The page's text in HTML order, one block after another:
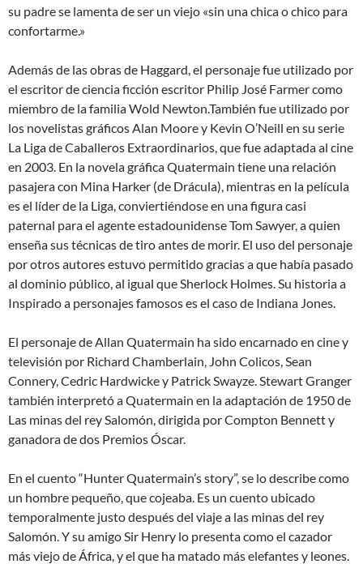
su padre se lamenta de ser un viejo «sin una chica o chico para
confortarme.»
Además de las obras de Haggard, el personaje fue utilizado por
el escritor de ciencia ficción escritor Philip José Farmer como
miembro de la familia Wold Newton.También fue utilizado por
los novelistas gráficos Alan Moore y Kevin O’Neill en su serie
La Liga de Caballeros Extraordinarios, que fue adaptada al cine
en 2003. En la novela gráfica Quatermain tiene una relación
pasajera con Mina Harker (de Drácula), mientras en la película
es el líder de la Liga, conviertiéndose en una figura casi
paternal para el agente estadounidense Tom Sawyer, a quien
enseña sus técnicas de tiro antes de morir. El uso del personaje
por otros autores estuvo permitido gracias a que había pasado
al dominio público, al igual que Sherlock Holmes. Su historia a
Inspirado a personajes famosos es el caso de Indiana Jones.
El personaje de Allan Quatermain ha sido encarnado en cine y
televisión por Richard Chamberlain, John Colicos, Sean
Connery, Cedric Hardwicke y Patrick Swayze. Stewart Granger
también interpretó a Quatermain en la adaptación de 1950 de
Las minas del rey Salomón, dirigida por Compton Bennett y
ganadora de dos Premios Óscar.
En el cuento “Hunter Quatermain’s story”, se lo describe como
un hombre pequeño, que cojeaba. Es un cuento ubicado
temporalmente justo después del viaje a las minas del rey
Salomón. Y su amigo Sir Henry lo presenta como el cazador
más viejo de África, y el que ha matado más elefantes y leones.